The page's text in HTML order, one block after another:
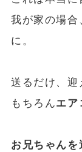
我が家の場合
に。
送るだけ、迎
もちろんエア
お兄ちゃん